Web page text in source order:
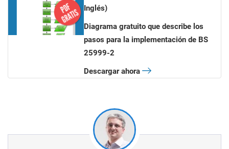
Inglés)
Diagrama gratuito que describe los
pasos para la implementación de BS
25999-2
Descargar ahora